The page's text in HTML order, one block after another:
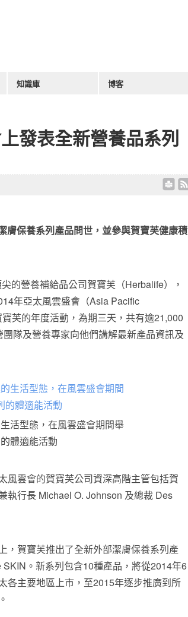
發表全新營養品系列
膚保養系列產品問世，並參與賀寶芙健康積
的營養補給品公司賀寶芙（Herbalife），
年亞太風雲盛會（Asia Pacific
芙的年度活動，為期三天，共有逾21,000
隊及營養專家向他們講解最新產品資訊及
活型態，在風雲盛會期間舉
體適能活動
風雲會的賀寶芙公司資深高階主管包括賀
執行長 Michael O. Johnson 及總裁 Des
，賀寶芙推出了全新外部潔膚保養系列產
SKIN。新系列包含10種產品，將從2014年6
各主要地區上市，至2015年逐步推廣到所
知識庫 博客